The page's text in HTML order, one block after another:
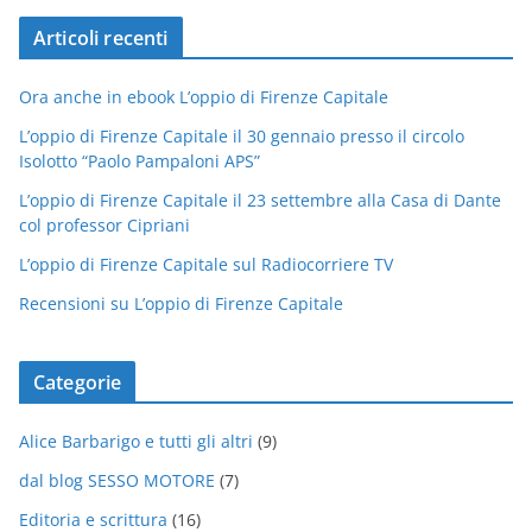
Articoli recenti
Ora anche in ebook L’oppio di Firenze Capitale
L’oppio di Firenze Capitale il 30 gennaio presso il circolo
Isolotto “Paolo Pampaloni APS”
L’oppio di Firenze Capitale il 23 settembre alla Casa di Dante
col professor Cipriani
L’oppio di Firenze Capitale sul Radiocorriere TV
Recensioni su L’oppio di Firenze Capitale
Categorie
Alice Barbarigo e tutti gli altri (9)
dal blog SESSO MOTORE (7)
Editoria e scrittura (16)